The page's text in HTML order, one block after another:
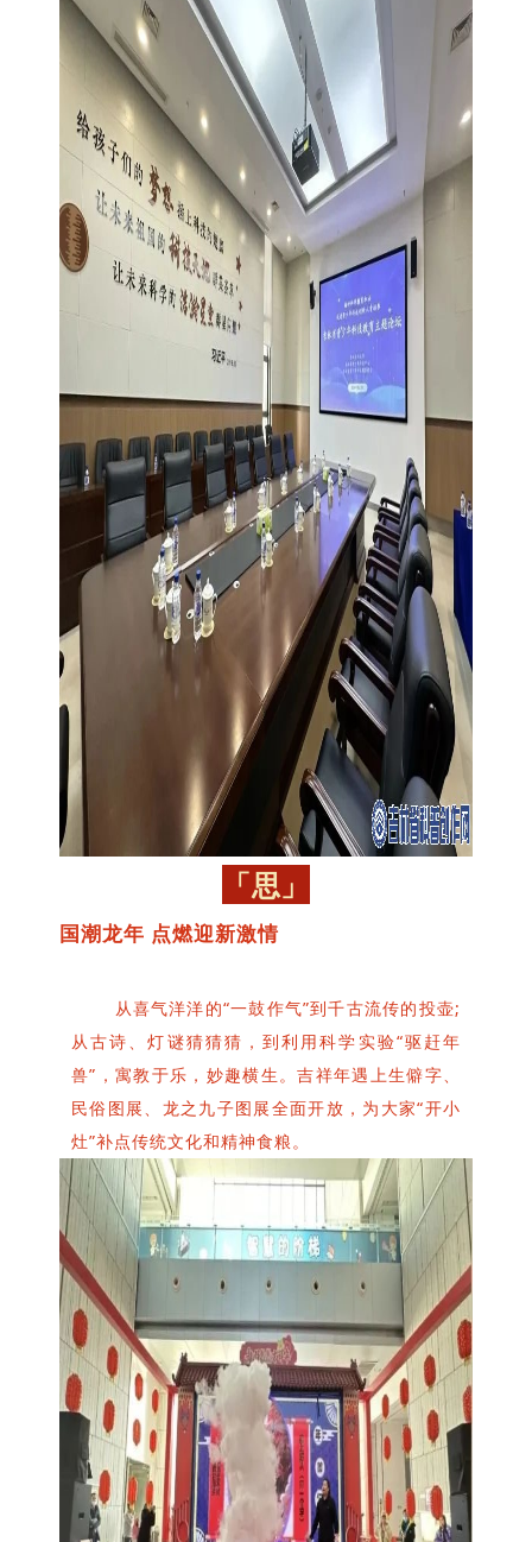
「思」
国潮龙年 点燃迎新激情
从喜气洋洋的“一鼓作气”到千古流传的投壶;
从古诗、灯谜猜猜猜，到利用科学实验“驱赶年
兽”，寓教于乐，妙趣横生。吉祥年遇上生僻字、
民俗图展、龙之九子图展全面开放，为大家“开小
灶”补点传统文化和精神食粮。